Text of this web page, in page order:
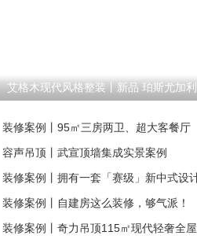
艾格木现代风格整装丨新品 珀斯尤加
装修案例丨95㎡三房两卫、超大客餐厅
容声吊顶丨武宣顶墙集成实景案例
装修案例丨拥有一套「赛级」新中式设计风格的别墅
装修案例丨自建房这么装修，够气派！
装修案例丨奇力吊顶115㎡现代轻奢全屋